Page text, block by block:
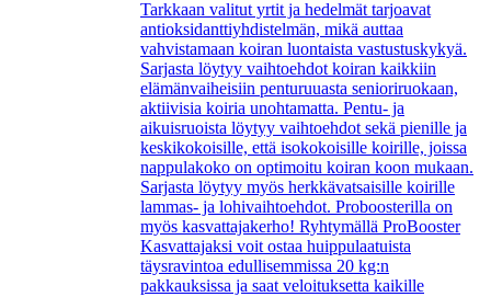
Tarkkaan valitut yrtit ja hedelmät tarjoavat
antioksidanttiyhdistelmän, mikä auttaa
vahvistamaan koiran luontaista vastustuskykyä.
Sarjasta löytyy vaihtoehdot koiran kaikkiin
elämänvaiheisiin penturuuasta senioriruokaan,
aktiivisia koiria unohtamatta. Pentu- ja
aikuisruoista löytyy vaihtoehdot sekä pienille ja
keskikokoisille, että isokokoisille koirille, joissa
nappulakoko on optimoitu koiran koon mukaan.
Sarjasta löytyy myös herkkävatsaisille koirille
lammas- ja lohivaihtoehdot. Proboosterilla on
myös kasvattajakerho! Ryhtymällä ProBooster
Kasvattajaksi voit ostaa huippulaatuista
täysravintoa edullisemmissa 20 kg:n
pakkauksissa ja saat veloituksetta kaikille